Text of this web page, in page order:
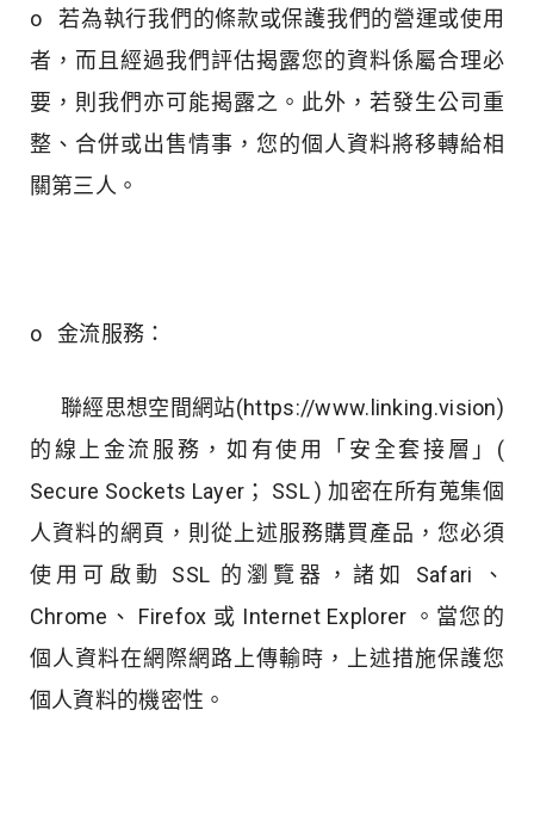
o 若為執行我們的條款或保護我們的營運或使用
者，而且經過我們評估揭露您的資料係屬合理必
要，則我們亦可能揭露之。此外，若發生公司重
整、合併或出售情事，您的個人資料將移轉給相
關第三人。
o 金流服務：
聯經思想空間網站(https://www.linking.vision)
的線上金流服務，如有使用「安全套接層」(
Secure Sockets Layer； SSL ) 加密在所有蒐集個
人資料的網頁，則從上述服務購買產品，您必須
使用可啟動 SSL 的瀏覽器，諸如 Safari 、
Chrome、 Firefox 或 Internet Explorer 。當您的
個人資料在網際網路上傳輸時，上述措施保護您
個人資料的機密性。